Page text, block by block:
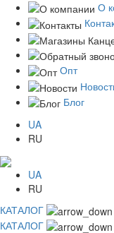
О
Опт
Блог
UA
RU
UA
RU
КАТАЛОГ
КАТАЛОГ